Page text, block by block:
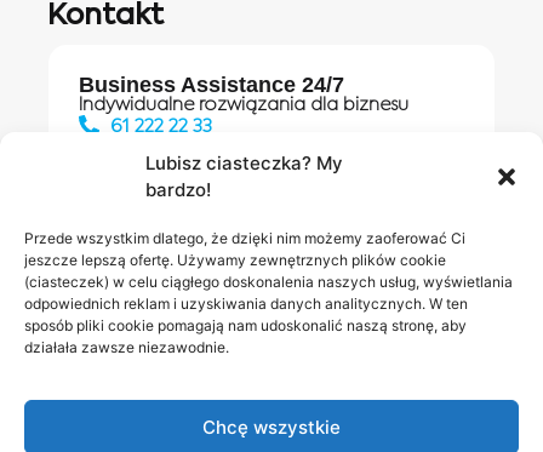
Lubisz ciasteczka? My
bardzo!
Przede wszystkim dlatego, że dzięki nim możemy zaoferować Ci
jeszcze lepszą ofertę. Używamy zewnętrznych plików cookie
(ciasteczek) w celu ciągłego doskonalenia naszych usług, wyświetlania
odpowiednich reklam i uzyskiwania danych analitycznych. W ten
sposób pliki cookie pomagają nam udoskonalić naszą stronę, aby
działała zawsze niezawodnie.
Chcę wszystkie
Kontakt
Business Assistance 24/7
Indywidualne rozwiązania dla biznesu
61 222 22 33
Salony INEA
Napisz do